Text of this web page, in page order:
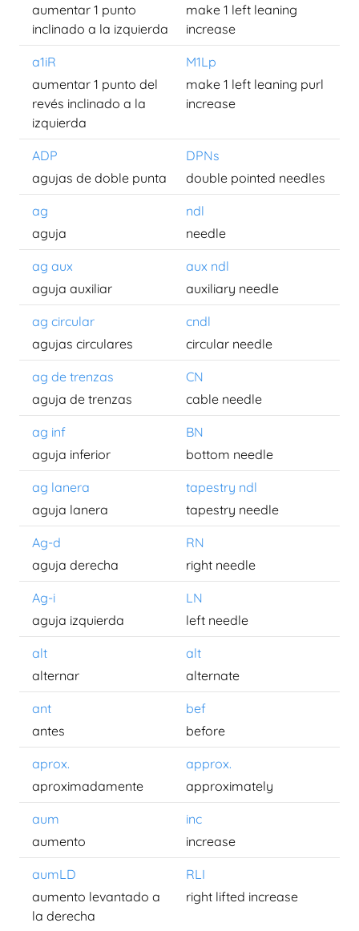
aumentar 1 punto
inclinado a la izquierda
make 1 left leaning
increase
a1iR
M1Lp
aumentar 1 punto del
revés inclinado a la
izquierda
make 1 left leaning purl
increase
ADP
DPNs
agujas de doble punta
double pointed needles
ag
ndl
aguja
needle
ag aux
aux ndl
aguja auxiliar
auxiliary needle
ag circular
cndl
agujas circulares
circular needle
ag de trenzas
CN
aguja de trenzas
cable needle
ag inf
BN
aguja inferior
bottom needle
ag lanera
tapestry ndl
aguja lanera
tapestry needle
Ag-d
RN
aguja derecha
right needle
Ag-i
LN
aguja izquierda
left needle
alt
alt
alternar
alternate
ant
bef
antes
before
aprox.
approx.
aproximadamente
approximately
aum
inc
aumento
increase
aumLD
RLI
aumento levantado a
la derecha
right lifted increase